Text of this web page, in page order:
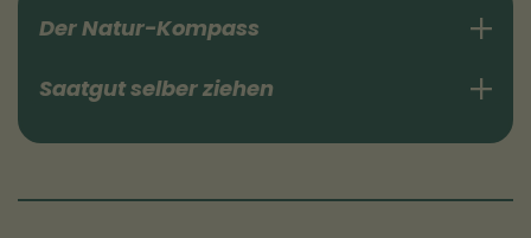
Der Natur-Kompass
Saatgut selber ziehen